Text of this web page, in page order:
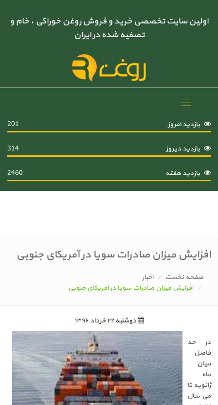
اولین سایت تخصصی خرید و فروش روغن خوراکی ، خام و
تصفیه شده در ایران
Toggle
بازدید امروز
201
بازدید دیروز 314
بازدید هفته 2460
افزایش میزان صادرات سویا در آمریکای جنوبی
صفحه نخست
اخبار
افزایش میزان صادرات سویا در آمریکای جنوبی
دوشنبه ۲۲ خرداد ۱۳۹۶
در حد
فاصل
میان
ماه
ژانویه تا
می سال